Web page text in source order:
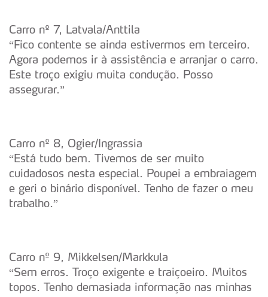
Carro nº 7, Latvala/Anttila
“Fico contente se ainda estivermos em terceiro.
Agora podemos ir à assistência e arranjar o carro.
Este troço exigiu muita condução. Posso
assegurar.”
Carro nº 8, Ogier/Ingrassia
“Está tudo bem. Tivemos de ser muito
cuidadosos nesta especial. Poupei a embraiagem
e geri o binário disponível. Tenho de fazer o meu
trabalho.”
Carro nº 9, Mikkelsen/Markkula
“Sem erros. Troço exigente e traiçoeiro. Muitos
topos. Tenho demasiada informação nas minhas